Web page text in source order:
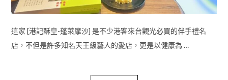
這家 [港記酥皇-蓬萊摩沙] 是不少港客來台觀光必買的伴手禮名
店，不但是許多知名天王級藝人的愛店，更是以健康為 …